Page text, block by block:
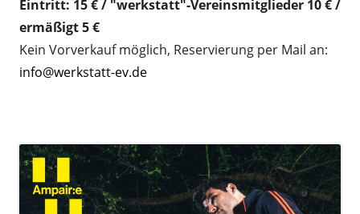
Eintritt: 15 € / "werkstatt"-Vereinsmitglieder 10 € /
ermäßigt 5 €
Kein Vorverkauf möglich, Reservierung per Mail an:
info@werkstatt-ev.de